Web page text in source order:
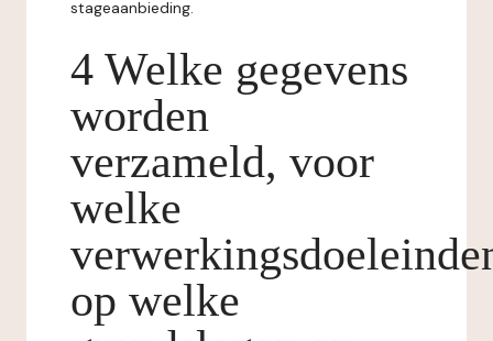
stageaanbieding.
4 Welke gegevens
worden
verzameld, voor
welke
op welke